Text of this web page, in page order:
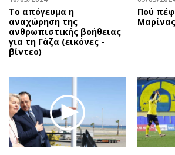
Το απόγευμα η
αναχώρηση της
ανθρωπιστικής βοήθειας
για τη Γάζα (εικόνες -
βίντεο)
Πού